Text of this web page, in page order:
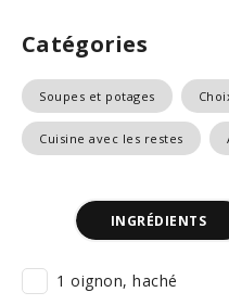
Catégories
Soupes et potages
Cuisine avec les restes
INGRÉDIENTS
1 oignon, haché